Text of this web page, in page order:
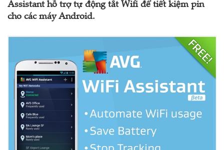
Assistant hỗ trợ tự động tắt Wifi để tiết kiệm pin
cho các máy Android.